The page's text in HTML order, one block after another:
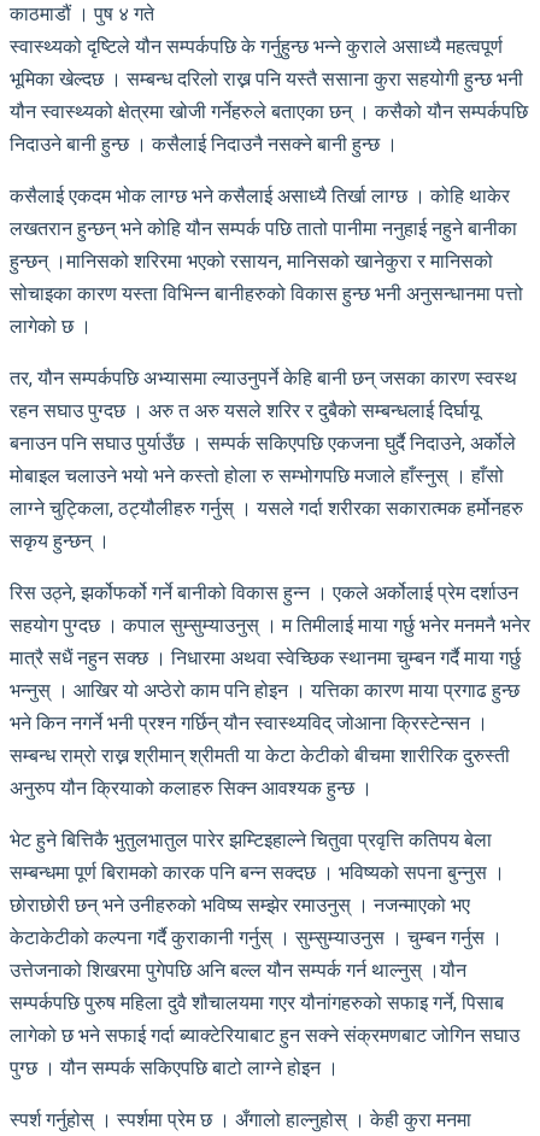
काठमाडौं । पुष ४ गते
स्वास्थ्यको दृष्टिले यौन सम्पर्कपछि के गर्नुहुन्छ भन्ने कुराले असाध्यै महत्वपूर्ण
भूमिका खेल्दछ । सम्बन्ध दरिलो राख्न पनि यस्तै ससाना कुरा सहयोगी हुन्छ भनी
यौन स्वास्थ्यको क्षेत्रमा खोजी गर्नेहरुले बताएका छन् । कसैको यौन सम्पर्कपछि
निदाउने बानी हुन्छ । कसैलाई निदाउनै नसक्ने बानी हुन्छ ।
कसैलाई एकदम भोक लाग्छ भने कसैलाई असाध्यै तिर्खा लाग्छ । कोहि थाकेर
लखतरान हुन्छन् भने कोहि यौन सम्पर्क पछि तातो पानीमा ननुहाई नहुने बानीका
हुन्छन् ।मानिसको शरिरमा भएको रसायन, मानिसको खानेकुरा र मानिसको
सोचाइका कारण यस्ता विभिन्न बानीहरुको विकास हुन्छ भनी अनुसन्धानमा पत्तो
लागेको छ ।
तर, यौन सम्पर्कपछि अभ्यासमा ल्याउनुपर्ने केहि बानी छन् जसका कारण स्वस्थ
रहन सघाउ पुग्दछ । अरु त अरु यसले शरिर र दुबैको सम्बन्धलाई दिर्घायू
बनाउन पनि सघाउ पुर्याउँछ । सम्पर्क सकिएपछि एकजना घुर्दै निदाउने, अर्कोले
मोबाइल चलाउने भयो भने कस्तो होला रु सम्भोगपछि मजाले हाँस्नुस् । हाँसो
लाग्ने चुट्किला, ठट्यौलीहरु गर्नुस् । यसले गर्दा शरीरका सकारात्मक हर्मोनहरु
सकृय हुन्छन् ।
रिस उठ्ने, झर्कोफर्को गर्ने बानीको विकास हुन्न । एकले अर्कोलाई प्रेम दर्शाउन
सहयोग पुग्दछ । कपाल सुम्सुम्याउनुस् । म तिमीलाई माया गर्छु भनेर मनमनै भनेर
मात्रै सधैं नहुन सक्छ । निधारमा अथवा स्वेच्छिक स्थानमा चुम्बन गर्दै माया गर्छु
भन्नुस् । आखिर यो अप्ठेरो काम पनि होइन । यत्तिका कारण माया प्रगाढ हुन्छ
भने किन नगर्ने भनी प्रश्न गर्छिन् यौन स्वास्थ्यविद् जोआना क्रिस्टेन्सन ।
सम्बन्ध राम्रो राख्न श्रीमान् श्रीमती या केटा केटीको बीचमा शारीरिक दुरुस्ती
अनुरुप यौन क्रियाको कलाहरु सिक्न आवश्यक हुन्छ ।
भेट हुने बित्तिकै भुतुलभातुल पारेर झम्टिइहाल्ने चितुवा प्रवृत्ति कतिपय बेला
सम्बन्धमा पूर्ण बिरामको कारक पनि बन्न सक्दछ । भविष्यको सपना बुन्नुस ।
छोराछोरी छन् भने उनीहरुको भविष्य सम्झेर रमाउनुस् । नजन्माएको भए
केटाकेटीको कल्पना गर्दै कुराकानी गर्नुस् । सुम्सुम्याउनुस । चुम्बन गर्नुस ।
उत्तेजनाको शिखरमा पुगेपछि अनि बल्ल यौन सम्पर्क गर्न थाल्नुस् ।यौन
सम्पर्कपछि पुरुष महिला दुवै शौचालयमा गएर यौनांगहरुको सफाइ गर्ने, पिसाब
लागेको छ भने सफाई गर्दा ब्याक्टेरियाबाट हुन सक्ने संक्रमणबाट जोगिन सघाउ
पुग्छ । यौन सम्पर्क सकिएपछि बाटो लाग्ने होइन ।
स्पर्श गर्नुहोस् । स्पर्शमा प्रेम छ । अँगालो हाल्नुहोस् । केही कुरा मनमा